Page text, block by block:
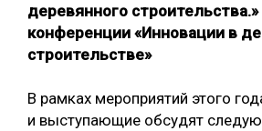
деревянного
конференции «Инновации в
строительстве»
В рамках мероприятий этого
и выступающие обсудят